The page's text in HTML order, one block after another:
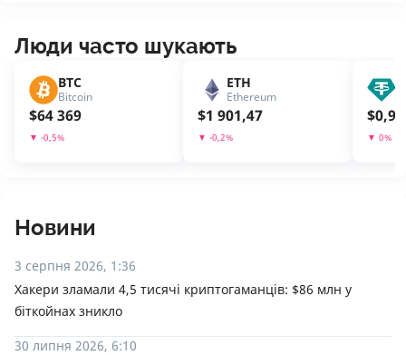
Люди часто шукають
BTC
Bitcoin
$64 369
▼ -0,5%
ETH
Ethereum
$1 901,47
▼ -0,2%
$
▼ 0%
Новини
3 серпня 2026, 1:36
Хакери зламали 4,5 тисячі криптогаманців: $86 млн у
біткойнах зникло
30 липня 2026, 6:10